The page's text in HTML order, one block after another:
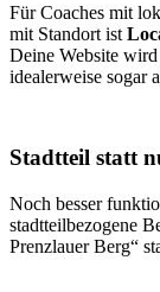
Für Coaches mit
mit Standort ist
Deine Website
idealerweise sogar
Stadtteil statt
Noch besser
stadtteilbezogene
Prenzlauer Berg“